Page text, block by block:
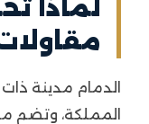
لماذا
الدمام مدينة
المملكة، وتضم